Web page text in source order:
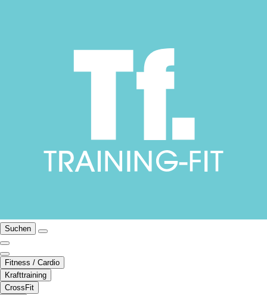
Suchen
Fitness / Cardio
Krafttraining
CrossFit